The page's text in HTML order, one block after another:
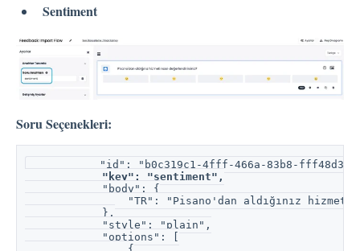
Metin Analizi
Planlayıcı
Pisano Destek Hakkında
Sentiment
Soru Seçenekleri:
"id": "b0c319c1-4fff-466a-83b8-
"key": "sentiment",
            "body": {
"TR": "Pisano'dan aldığınız hizmeti
            },
            "style": "plain",
            "options": [